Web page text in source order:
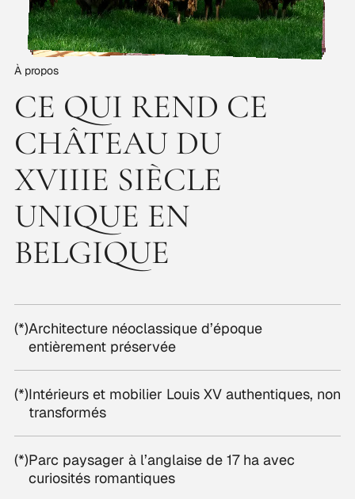
À propos
CE QUI REND CE
CHÂTEAU DU
XVIIIE SIÈCLE
UNIQUE EN
BELGIQUE
(*)Architecture néoclassique d’époque
entièrement préservée
(*)Intérieurs et mobilier Louis XV authentiques, non
transformés
(*)Parc paysager à l’anglaise de 17 ha avec
curiosités romantiques